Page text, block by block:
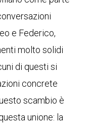
e Federico,
molto solidi
di questi si
concrete
scambio è
unione: la